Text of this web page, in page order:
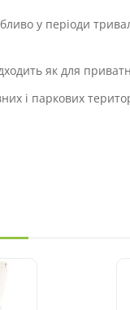
у періоди
як для
і паркових